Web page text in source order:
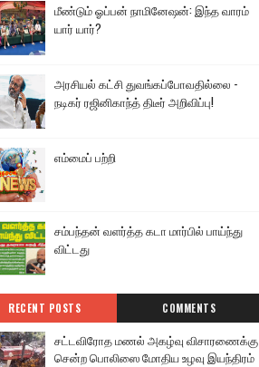
மீண்டும் ஓப்பன் நாமினேஷன்: இந்த வாரம்
யார் யார்?
அரசியல் கட்சி துவங்கப்போவதில்லை -
நடிகர் ரஜினிகாந்த் திடீர் அறிவிப்பு!
எம்மைப் பற்றி
சம்பந்தன் வளர்த்த கடா மார்பில் பாய்ந்து
விட்டது
RECENT POSTS COMMENTS
சட்டவிரோத மணல் அகழ்வு விசாரணைக்கு
சென்ற பொலிஸை மோதிய உழவு இயந்திரம்